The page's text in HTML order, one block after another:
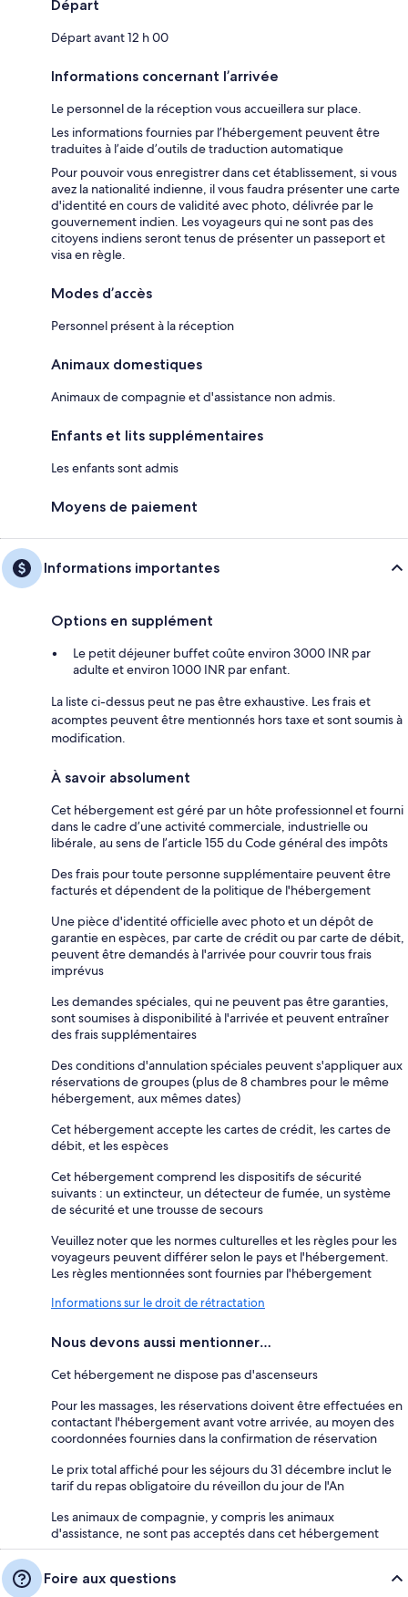
Départ
Départ avant 12 h 00
Informations concernant l’arrivée
Le personnel de la réception vous accueillera sur place.
Les informations fournies par l’hébergement peuvent être
traduites à l’aide d’outils de traduction automatique
Pour pouvoir vous enregistrer dans cet établissement, si vous
avez la nationalité indienne, il vous faudra présenter une carte
d'identité en cours de validité avec photo, délivrée par le
gouvernement indien. Les voyageurs qui ne sont pas des
citoyens indiens seront tenus de présenter un passeport et
visa en règle.
Modes d’accès
Personnel présent à la réception
Animaux domestiques
Animaux de compagnie et d'assistance non admis.
Enfants et lits supplémentaires
Les enfants sont admis
Moyens de paiement
Informations importantes
Options en supplément
Le petit déjeuner buffet coûte environ 3000 INR par
adulte et environ 1000 INR par enfant.
La liste ci-dessus peut ne pas être exhaustive. Les frais et
acomptes peuvent être mentionnés hors taxe et sont soumis à
modification.
À savoir absolument
Cet hébergement est géré par un hôte professionnel et fourni
dans le cadre d’une activité commerciale, industrielle ou
libérale, au sens de l’article 155 du Code général des impôts
Des frais pour toute personne supplémentaire peuvent être
facturés et dépendent de la politique de l'hébergement
Une pièce d'identité officielle avec photo et un dépôt de
garantie en espèces, par carte de crédit ou par carte de débit,
peuvent être demandés à l'arrivée pour couvrir tous frais
imprévus
Les demandes spéciales, qui ne peuvent pas être garanties,
sont soumises à disponibilité à l'arrivée et peuvent entraîner
des frais supplémentaires
Des conditions d'annulation spéciales peuvent s'appliquer aux
réservations de groupes (plus de 8 chambres pour le même
hébergement, aux mêmes dates)
Cet hébergement accepte les cartes de crédit, les cartes de
débit, et les espèces
Cet hébergement comprend les dispositifs de sécurité
suivants : un extincteur, un détecteur de fumée, un système
de sécurité et une trousse de secours
Veuillez noter que les normes culturelles et les règles pour les
voyageurs peuvent différer selon le pays et l'hébergement.
Les règles mentionnées sont fournies par l'hébergement
Informations sur le droit de rétractation
Nous devons aussi mentionner…
Cet hébergement ne dispose pas d'ascenseurs
Pour les massages, les réservations doivent être effectuées en
contactant l'hébergement avant votre arrivée, au moyen des
coordonnées fournies dans la confirmation de réservation
Le prix total affiché pour les séjours du 31 décembre inclut le
tarif du repas obligatoire du réveillon du jour de l'An
Les animaux de compagnie, y compris les animaux
d'assistance, ne sont pas acceptés dans cet hébergement
Foire aux questions